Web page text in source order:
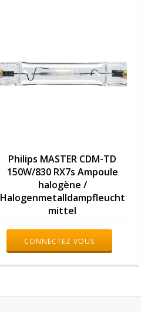
Philips MASTER CDM-TD
150W/830 RX7s Ampoule
halogène /
Halogenmetalldampfleucht
mittel
CONNECTEZ VOUS